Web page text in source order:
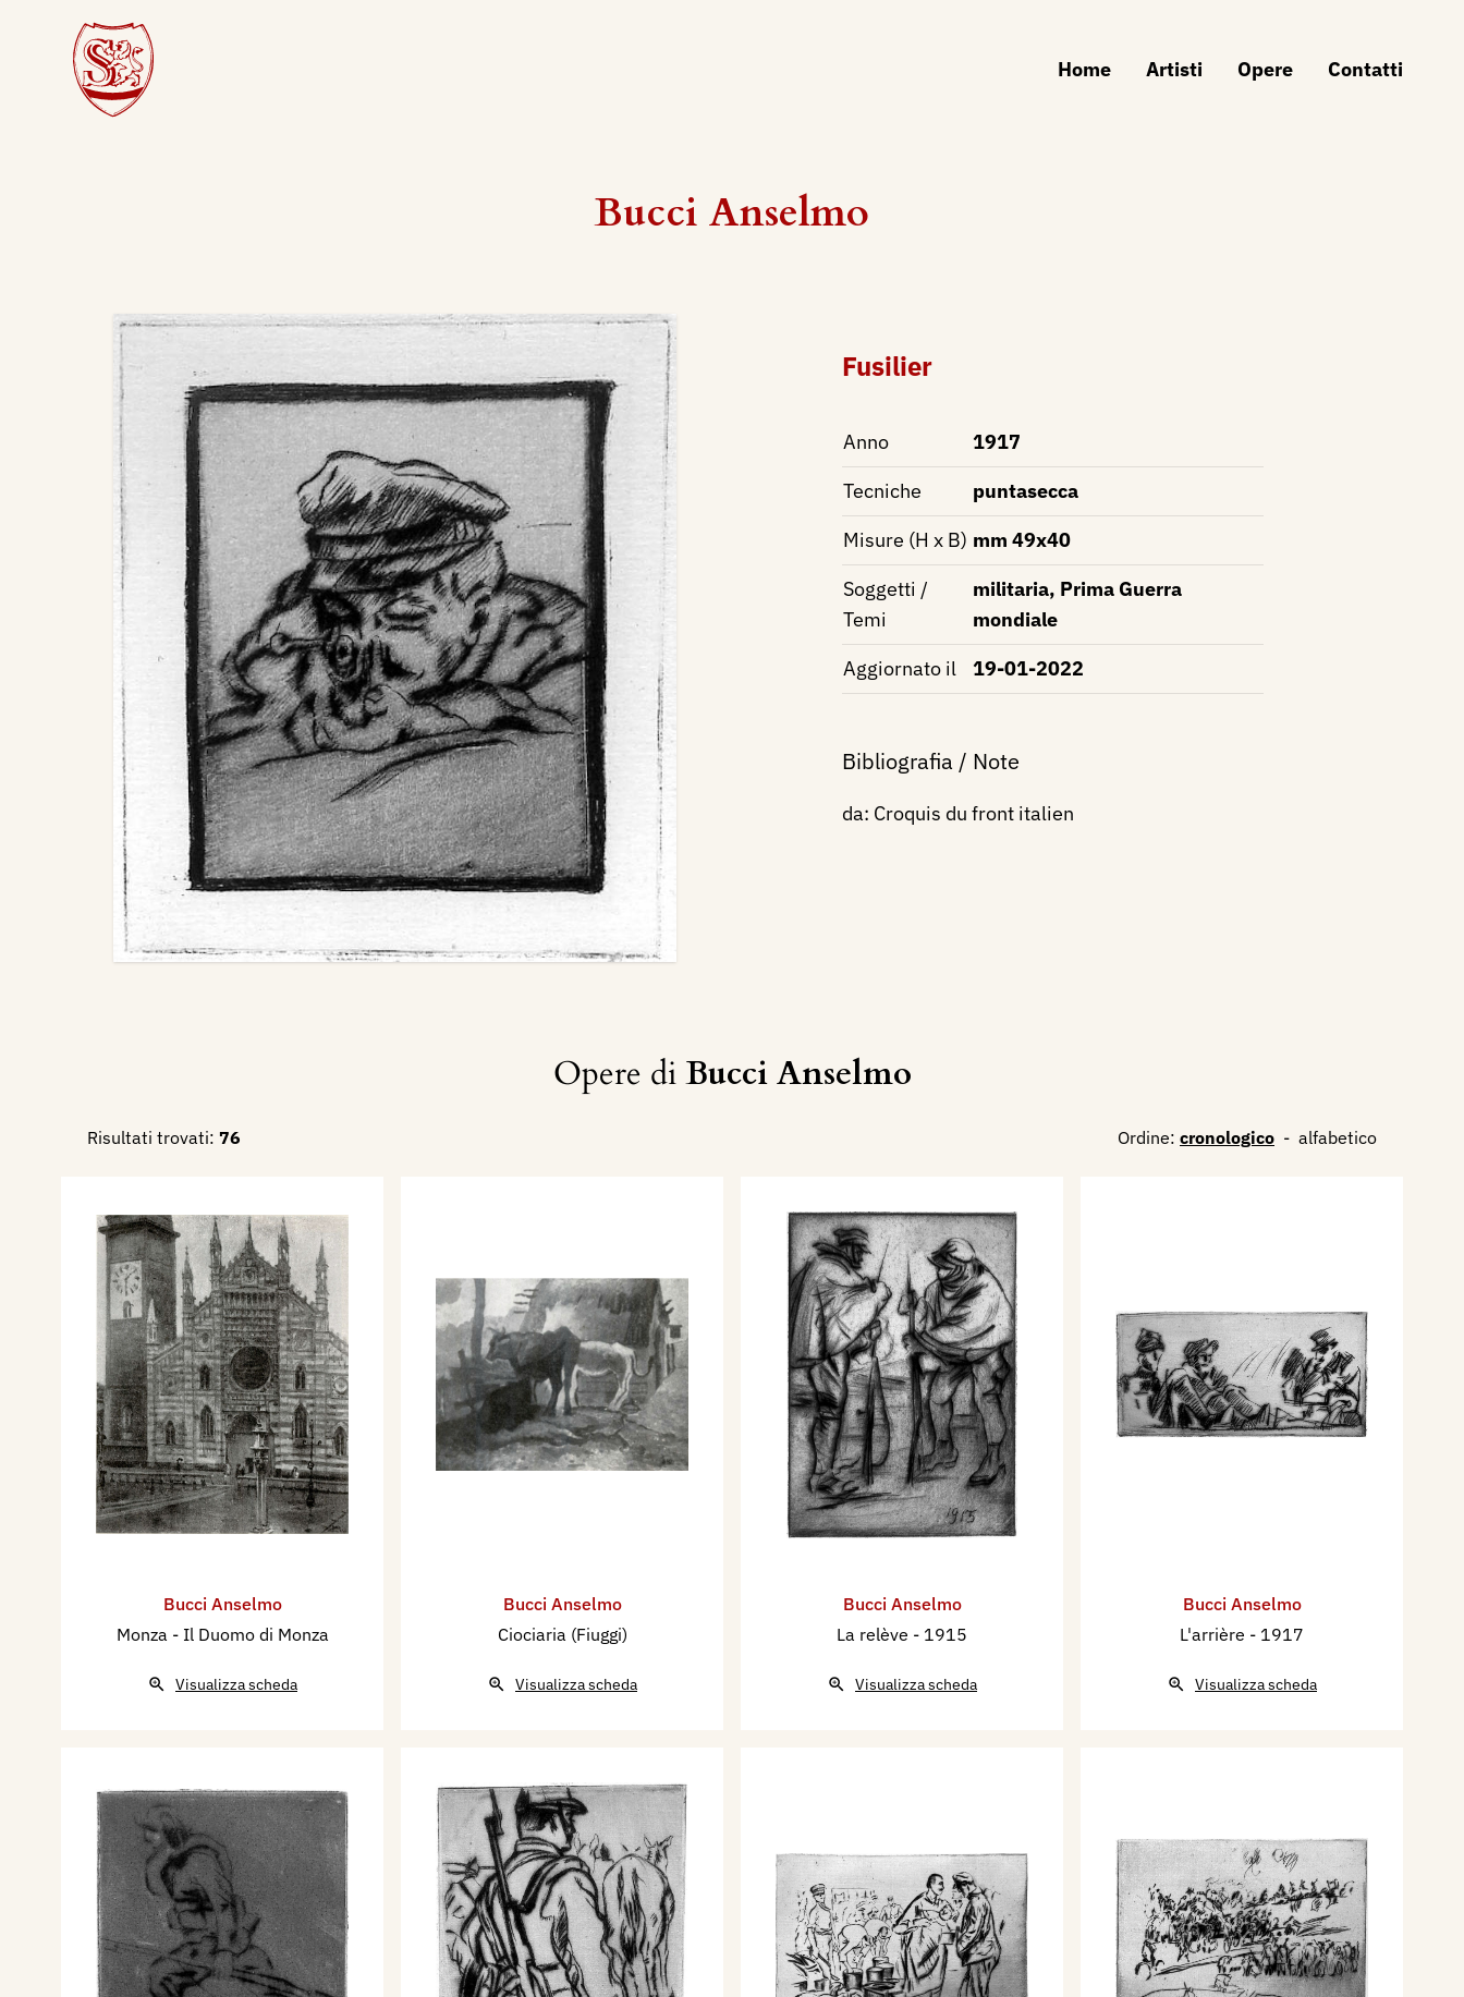
Home Artisti Opere Contatti
Bucci Anselmo
Fusilier
Anno
1917
Tecniche
puntasecca
Misure (H x B) mm 49x40
Soggetti /
Temi
militaria, Prima Guerra
mondiale
Aggiornato il
19-01-2022
Bibliografia / Note
da: Croquis du front italien
Opere diBucci Anselmo
Risultati trovati: 76 Ordine: cronologico - alfabetico
Bucci Anselmo
Monza - Il Duomo di Monza
Visualizza scheda
Bucci Anselmo
Ciociaria (Fiuggi)
Visualizza scheda
Bucci Anselmo
La relève - 1915
Visualizza scheda
Bucci Anselmo
L'arrière - 1917
Visualizza scheda